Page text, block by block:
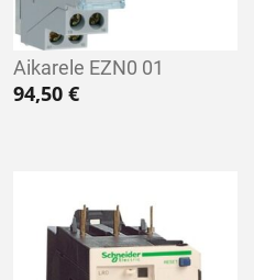
Aikarele EZN0 01
94,50 €